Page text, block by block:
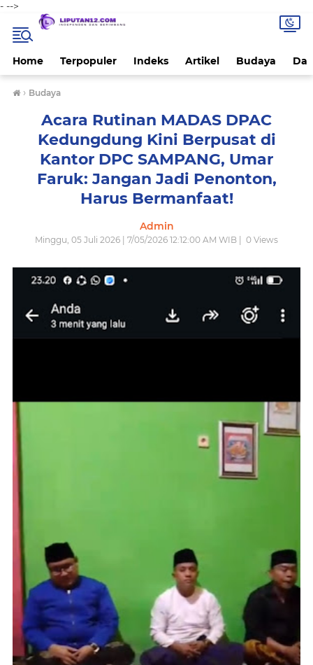
- -->
Home Terpopuler Indeks Artikel Budaya
› Budaya
Acara Rutinan MADAS DPAC
Kedungdung Kini Berpusat di
Kantor DPC SAMPANG, Umar
Faruk: Jangan Jadi Penonton,
Harus Bermanfaat!
Admin
Minggu, 05 Juli 2026 | 7/05/2026 12:12:00 AM WIB | 0 Views